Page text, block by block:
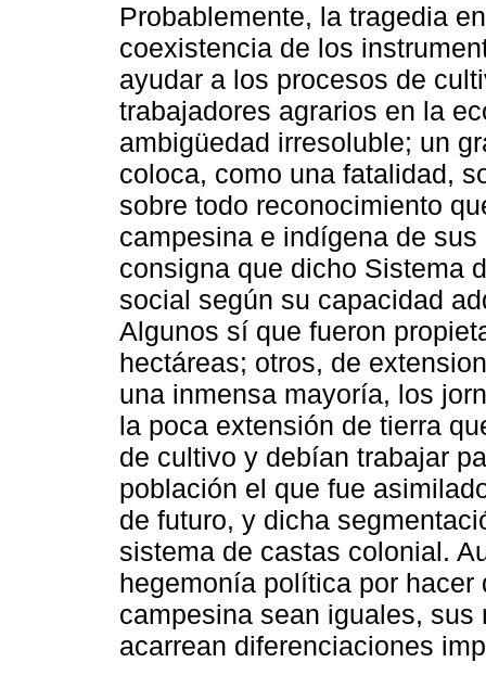
Probablemente, la tragedia
coexistencia de los
ayudar a los procesos de
trabajadores agrarios en la
ambigüedad irresoluble; un
coloca, como una fatalidad,
sobre todo reconocimiento
campesina e indígena de
consigna que dicho Sistema
social según su capacidad
Algunos sí que fueron
hectáreas; otros, de
una inmensa mayoría, los
la poca extensión de tierra
de cultivo y debían trabajar
población el que fue
de futuro, y dicha
sistema de castas colonial.
hegemonía política por
campesina sean iguales,
acarrean diferenciaciones